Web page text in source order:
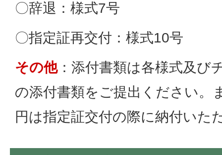
〇辞退：様式7号
〇指定証再交付：様式10号
その他：添付書類は各様式及び
の添付書類をご提出ください。
円は指定証交付の際に納付いた